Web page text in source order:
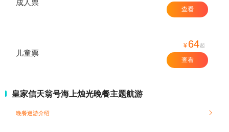
成人票
查看
儿童票
¥ 64起
查看
皇家信天翁号海上烛光晚餐主题航游
晚餐巡游介绍 